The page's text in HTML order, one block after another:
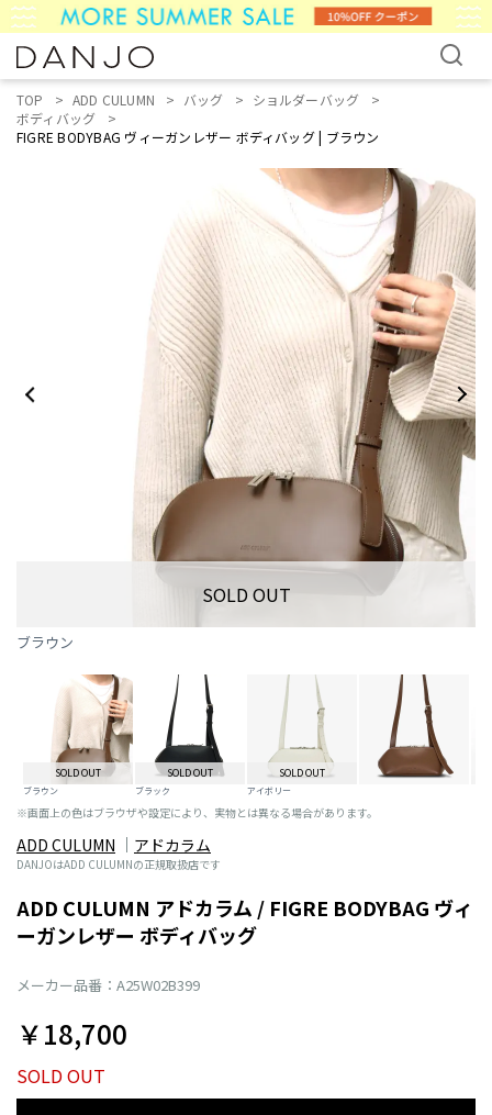
TOP ADD CULUMN バッグ
ショルダーバッグ
ボディバッグ
FIGRE BODYBAG ヴィーガンレザー ボディバッグ | ブラウン
SOLD OUT
ブラウン
SOLD OUT
ブラウン
SOLD OUT
ブラック
SOLD OUT
アイボリー
※画面上の色はブラウザや設定により、実物とは異なる場合があります。
ADD CULUMN アドカラム
DANJOはADD CULUMNの正規取扱店です
ADD CULUMN アドカラム / FIGRE BODYBAG ヴィ
ーガンレザー ボディバッグ
メーカー品番：A25W02B399
￥18,700
SOLD OUT